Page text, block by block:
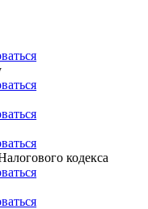
кодекса